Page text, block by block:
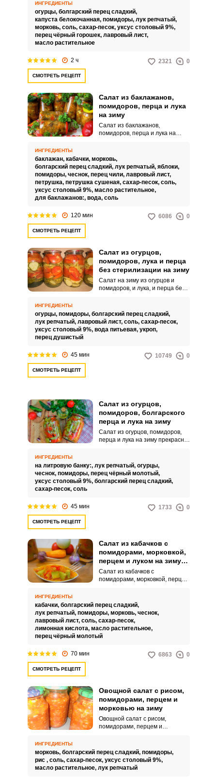
получается не только очень
вкусным, но и невероятно
привлекательным.
ИНГРЕДИЕНТЫ
огурцы, болгарский перец сладкий,
капуста белокочанная, помидоры, лук репчатый,
морковь, соль, сахар-песок, уксус столовый 9%,
перец чёрный горошек, лавровый лист,
масло растительное
2 ч 2321 0
СМОТРЕТЬ РЕЦЕПТ
Салат из баклажанов,
помидоров, перца и лука
на зиму
Салат из баклажанов,
помидоров, перца и лука на
летних овощей на зимний
период, но и очень вкусная
закуска, которая может быть
использована как в виде салата,
дополняющего второе блюдо,
так и в виде заготовки, которую
приготовлении различных блюд
с мясом или рыбой. Также такой
ингредиентам:Используйте для
приготовления салата только
спелые, мясистые помидоры.
ИНГРЕДИЕНТЫ
баклажан, кабачки, морковь,
болгарский перец сладкий, лук репчатый, яблоки,
помидоры, чеснок, перец чили, лавровый лист,
петрушка, петрушка сушеная, сахар-песок, соль,
уксус столовый 9%, масло растительное,
для баклажанов:, вода, соль
120 мин 6086 0
СМОТРЕТЬ РЕЦЕПТ
Салат из огурцов,
помидоров, лука и перца
без стерилизации на зиму
Салат на зиму из огурцов и
помидоров, и лука, и перца без
овощами слоями выглядят
очень стильно и идеально
подойдут как подарок для
ИНГРЕДИЕНТЫ
огурцы, помидоры, болгарский перец сладкий,
лук репчатый, лавровый лист, соль, сахар-песок,
уксус столовый 9%, вода питьевая, укроп,
перец душистый
45 мин 10749 0
СМОТРЕТЬ РЕЦЕПТ
Салат из огурцов,
помидоров, болгарского
перца и лука на зиму
Салат из огурцов, помидоров,
перца и лука на зиму прекрасно
самостоятельная закуска. Вкус
овощного салата получается
насыщенным и очень легким.
ИНГРЕДИЕНТЫ
на литровую банку:, лук репчатый, огурцы,
чеснок, помидоры, перец чёрный молотый,
уксус столовый 9%, болгарский перец сладкий,
сахар-песок, соль
45 мин 1733 0
СМОТРЕТЬ РЕЦЕПТ
Салат из кабачков с
помидорами, морковкой,
перцем и луком на зиму
без стерилизации
Салат из кабачков с
помидорами, морковкой, перцем
рецепт, который точно стоит
взять на заметку. Такое
угощение порадует
насыщенным вкусом,
привлекательным видом и
ИНГРЕДИЕНТЫ
кабачки, болгарский перец сладкий,
лук репчатый, помидоры, морковь, чеснок,
лавровый лист, соль, сахар-песок,
лимонная кислота, масло растительное,
перец чёрный молотый
70 мин 6863 0
СМОТРЕТЬ РЕЦЕПТ
Овощной салат с рисом,
помидорами, перцем и
морковью на зиму
Овощной салат с рисом,
помидорами, перцем и
Приготовив его один раз, вы
станете его готовить каждый
год. Можете открыть баночку
ИНГРЕДИЕНТЫ
морковь, болгарский перец сладкий, помидоры,
рис , соль, сахар-песок, уксус столовый 9%,
масло растительное, лук репчатый